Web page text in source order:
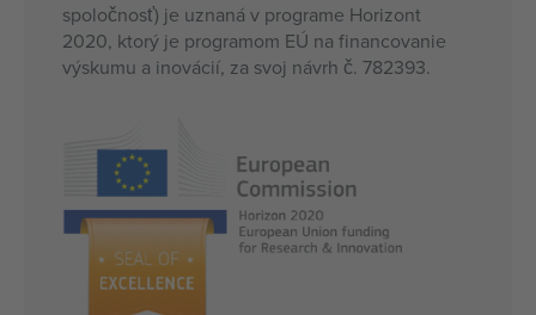
spoločnosť) je uznaná v programe Horizont
2020, ktorý je programom EÚ na financovanie
výskumu a inovácií, za svoj návrh č. 782393.